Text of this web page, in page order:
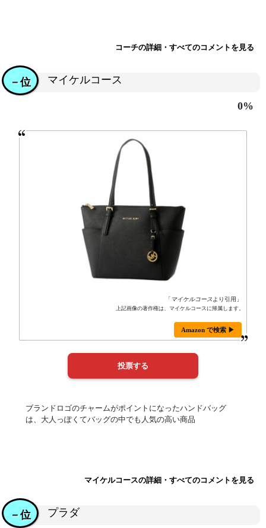
コーチの詳細・すべてのコメントを見る
マイケルコース
－位
0%
「 マイケルコース より引用」
上記画像の著作権は、マイケルコースに帰属します。
Amazon で検索 ▶
ブランドロゴのチャームがポイントになったハンドバッグ
は、大人っぽくてバッグの中でも人気の高い商品
マイケルコースの詳細・すべてのコメントを見る
プラダ
－位